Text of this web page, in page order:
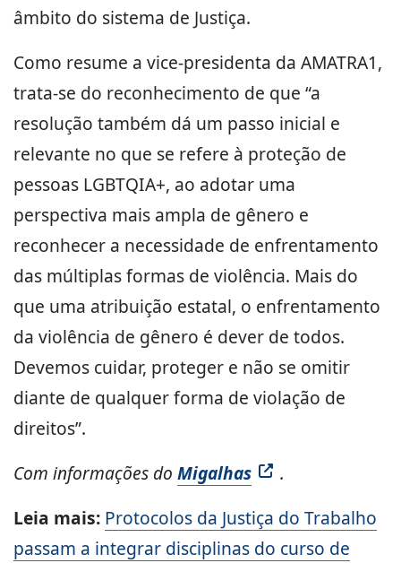
âmbito do sistema de Justiça.
Como resume a vice-presidenta da AMATRA1,
trata-se do reconhecimento de que “a
resolução também dá um passo inicial e
relevante no que se refere à proteção de
pessoas LGBTQIA+, ao adotar uma
perspectiva mais ampla de gênero e
reconhecer a necessidade de enfrentamento
das múltiplas formas de violência. Mais do
que uma atribuição estatal, o enfrentamento
da violência de gênero é dever de todos.
Devemos cuidar, proteger e não se omitir
diante de qualquer forma de violação de
direitos”.
Com informações do Migalhas
.
Leia mais: Protocolos da Justiça do Trabalho
passam a integrar disciplinas do curso de